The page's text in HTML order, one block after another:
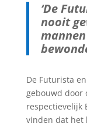
‘De
nooit
De Futurista
gebouwd door
respectievelijk
vinden dat het